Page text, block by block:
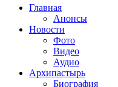
Главная
Анонсы
Новости
Фото
Видео
Аудио
Архипастырь
Биография